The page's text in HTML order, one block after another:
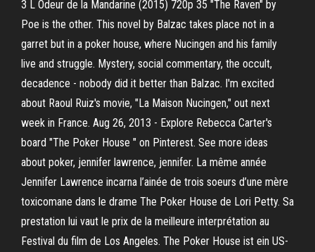
3 L Odeur de la Mandarine (2015) 720p 35 "The Raven" by
Poe is the other. This novel by Balzac takes place not in a
garret but in a poker house, where Nucingen and his family
live and struggle. Mystery, social commentary, the occult,
decadence - nobody did it better than Balzac. I'm excited
about Raoul Ruiz's movie, "La Maison Nucingen," out next
week in France. Aug 26, 2013 - Explore Rebecca Carter's
board "The Poker House " on Pinterest. See more ideas
about poker, jennifer lawrence, jennifer. La même année
Jennifer Lawrence incarna l’ainée de trois soeurs d’une mère
toxicomane dans le drame The Poker House de Lori Petty. Sa
prestation lui vaut le prix de la meilleure interprétation au
Festival du film de Los Angeles. The Poker House ist ein US-